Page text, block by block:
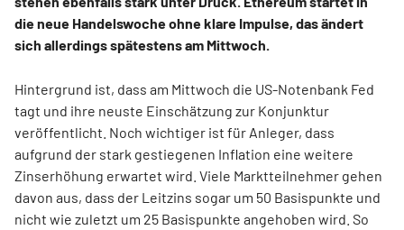
die neue Handelswoche ohne klare Impulse, das ändert
sich allerdings spätestens am Mittwoch.
Hintergrund ist, dass am Mittwoch die US-Notenbank Fed
tagt und ihre neuste Einschätzung zur Konjunktur
veröffentlicht. Noch wichtiger ist für Anleger, dass
aufgrund der stark gestiegenen Inflation eine weitere
Zinserhöhung erwartet wird. Viele Marktteilnehmer gehen
davon aus, dass der Leitzins sogar um 50 Basispunkte und
nicht wie zuletzt um 25 Basispunkte angehoben wird. So